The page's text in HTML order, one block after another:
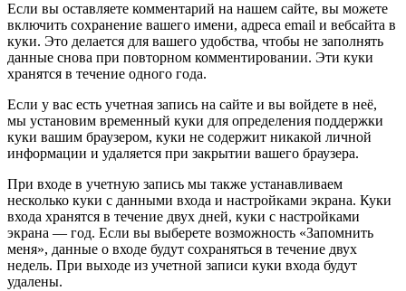
Если вы оставляете комментарий на нашем сайте, вы можете
включить сохранение вашего имени, адреса email и вебсайта в
куки. Это делается для вашего удобства, чтобы не заполнять
данные снова при повторном комментировании. Эти куки
хранятся в течение одного года.
Если у вас есть учетная запись на сайте и вы войдете в неё,
мы установим временный куки для определения поддержки
куки вашим браузером, куки не содержит никакой личной
информации и удаляется при закрытии вашего браузера.
При входе в учетную запись мы также устанавливаем
несколько куки с данными входа и настройками экрана. Куки
входа хранятся в течение двух дней, куки с настройками
экрана — год. Если вы выберете возможность «Запомнить
меня», данные о входе будут сохраняться в течение двух
недель. При выходе из учетной записи куки входа будут
удалены.